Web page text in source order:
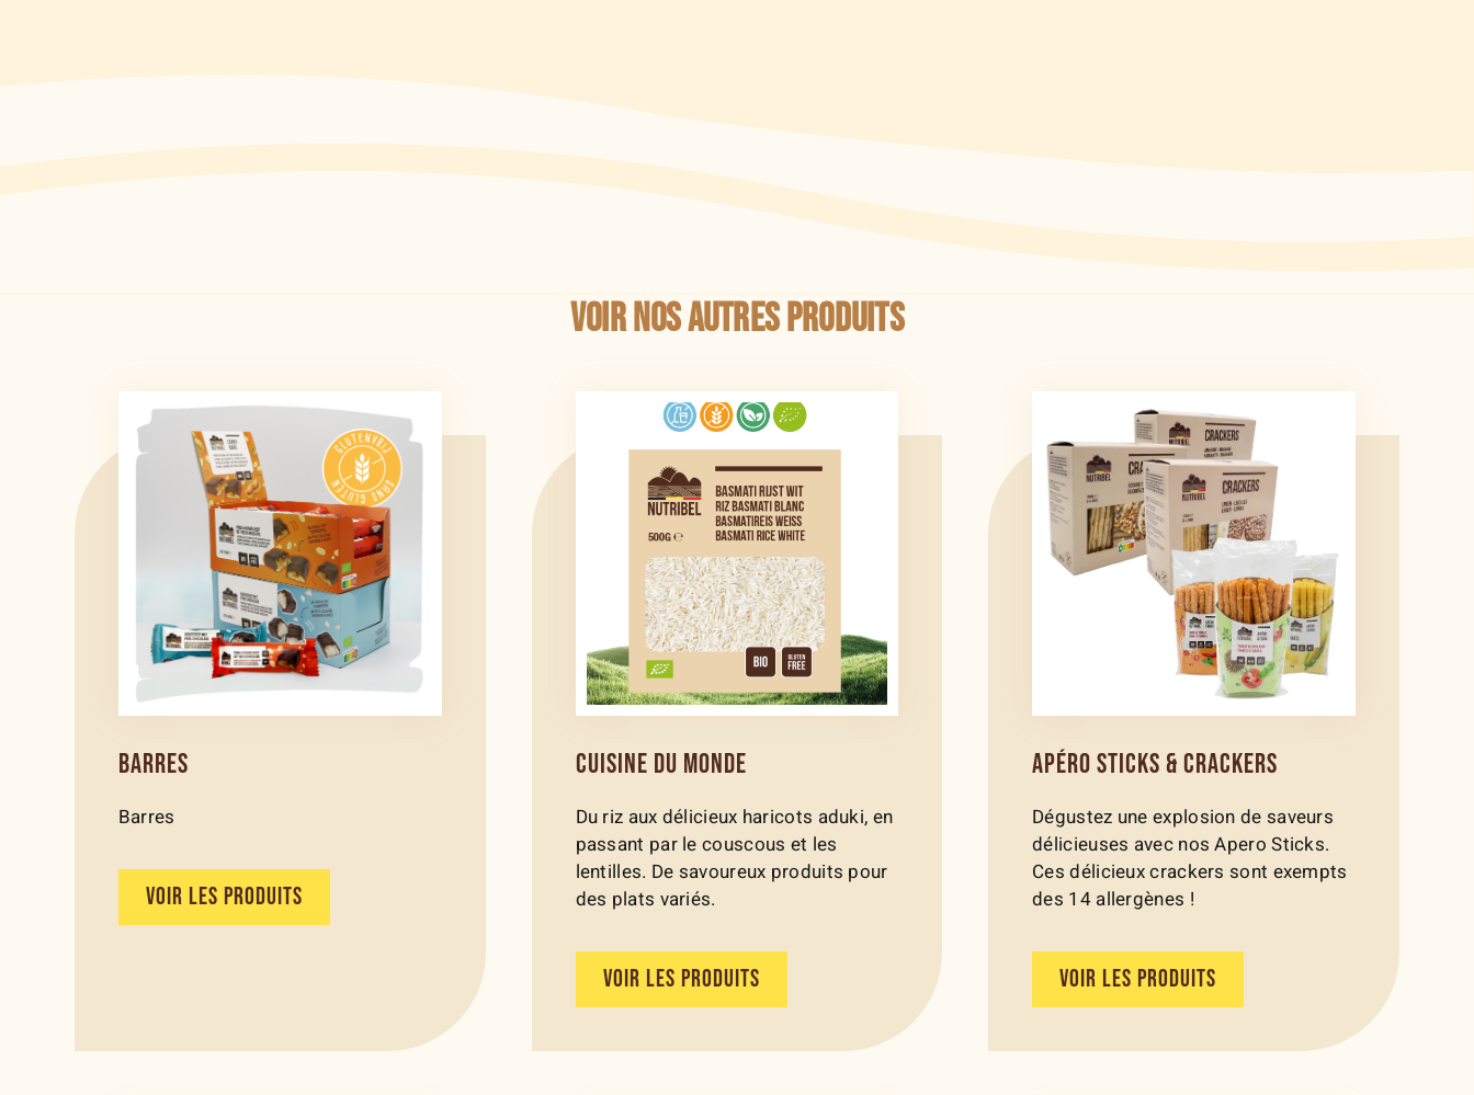
Voir nos autres produits
BARRES
Barres
VOIR LES PRODUITS
CUISINE DU MONDE
Du riz aux délicieux haricots aduki, en
passant par le couscous et les
lentilles. De savoureux produits pour
des plats variés.
VOIR LES PRODUITS
APÉRO STICKS & CRACKERS
Dégustez une explosion de saveurs
délicieuses avec nos Apero Sticks.
Ces délicieux crackers sont exempts
des 14 allergènes !
VOIR LES PRODUITS